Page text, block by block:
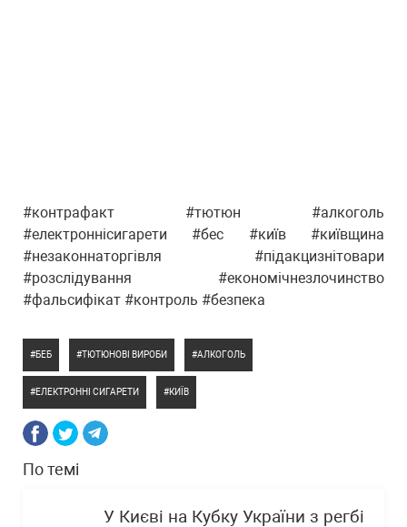
#контрафакт #тютюн #алкоголь
#електроннісигарети #бес #київ #київщина
#незаконнаторгівля #підакцизнітовари
#розслідування #економічнезлочинство
#фальсифікат #контроль #безпека
БЕБ ТЮТЮНОВІ ВИРОБИ АЛКОГОЛЬ
ЕЛЕКТРОННІ СИГАРЕТИ КИЇВ
По темі
У Києві на Кубку України з регбі